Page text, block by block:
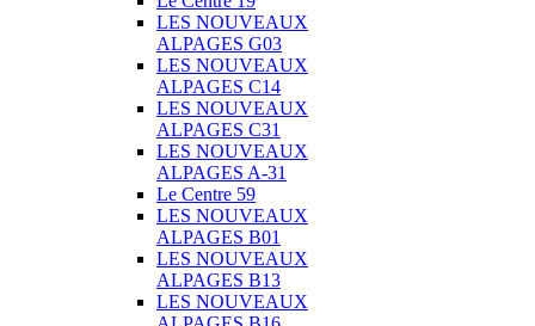
LES NOUVEAUX
ALPAGES G03
LES NOUVEAUX
ALPAGES C14
LES NOUVEAUX
ALPAGES C31
LES NOUVEAUX
ALPAGES A-31
Le Centre 59
LES NOUVEAUX
ALPAGES B01
LES NOUVEAUX
ALPAGES B13
LES NOUVEAUX